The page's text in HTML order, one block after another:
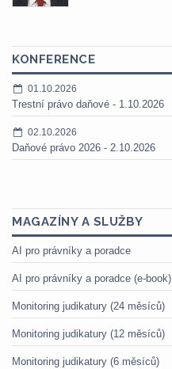
KONFERENCE
01.10.2026
Trestní právo daňové - 1.10.2026
02.10.2026
Daňové právo 2026 - 2.10.2026
MAGAZÍNY A SLUŽBY
AI pro právníky a poradce
AI pro právníky a poradce (e-book)
Monitoring judikatury (24 měsíců)
Monitoring judikatury (12 měsíců)
Monitoring judikatury (6 měsíců)